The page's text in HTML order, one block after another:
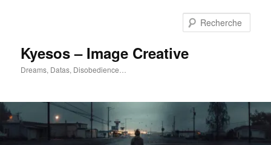
Kyesos – Image Creative
Dreams, Datas, Disobedience…